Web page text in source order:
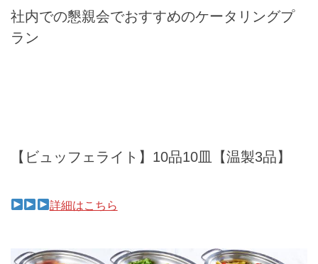
社内での懇親会でおすすめのケータリングプ
ラン
【ビュッフェライト】10品10皿【温製3品】
詳細はこちら